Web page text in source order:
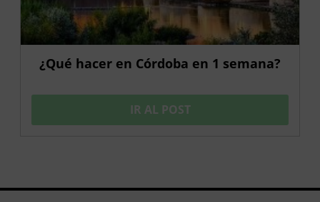
¿Qué hacer en Córdoba en 1 semana?
IR AL POST